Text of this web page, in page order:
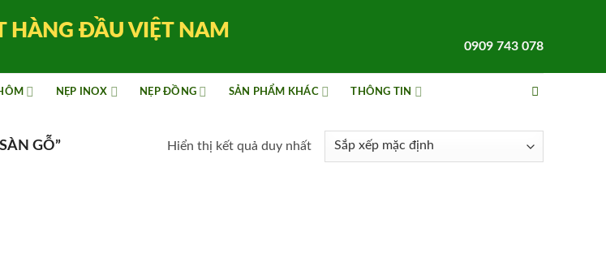
HÀNG ĐẦU VIỆT NAM
0909 743 078
NẸP INOX NẸP ĐỒNG SẢN PHẨM KHÁC THÔNG TIN
GỖ” Hiển thị kết quả duy nhất